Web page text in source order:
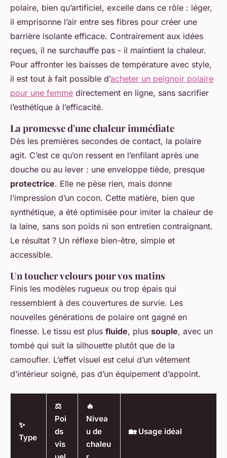
polaire, bien qu’artificiel, excelle dans ce rôle : léger,
il emprisonne l’air entre ses fibres pour créer une
barrière isolante efficace. Contrairement aux idées
reçues, il ne surchauffe pas - il maintient la chaleur.
Pour affronter les baisses de température avec style,
il est tout à fait possible d’acheter un peignoir polaire
pour une femme directement en ligne, sans sacrifier
l’esthétique à l’efficacité.
La promesse d'une chaleur immédiate
Dès les premières secondes de contact, la polaire
agit. C’est ce qu’on ressent en l’enfilant après une
douche ou au lever : une enveloppe tiède, presque
protectrice. Elle ne pèse rien, mais donne
l’impression d’un cocon. Cette matière, bien que
synthétique, a été optimisée pour imiter la chaleur de
la laine, sans son poids ni son entretien contraignant.
Le résultat ? Un réflexe bien-être, simple et
accessible.
Un toucher velours pour vos matins
Finis les modèles rugueux ou trop épais qui
ressemblent à des couvertures de survie. Les
nouvelles générations de polaire ont gagné en
finesse. Le tissu est plus fluide, plus souple, avec un
tombé qui suit la silhouette plutôt que de la
camoufler. L’effet visuel est celui d’un vêtement
d’intérieur soigné, pas d’un équipement d’appoint.
✨
Type
⚖️
Poi
ds
vis
🔥
Nivea
u de
chaleu
🏡 Usage idéal